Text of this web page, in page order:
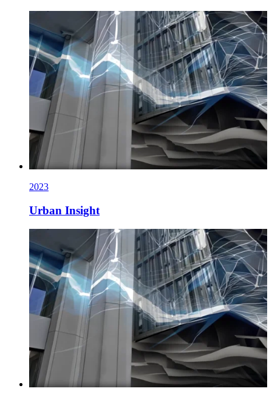
2023
Urban Insight